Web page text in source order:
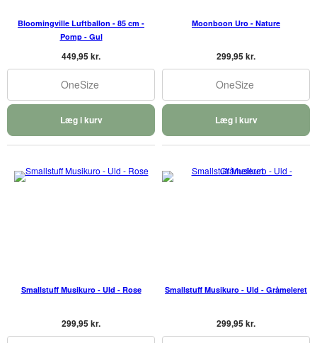
Bloomingville Luftballon - 85 cm -
Pomp - Gul
449,95 kr.
OneSize
Læg i kurv
Moonboon Uro - Nature
299,95 kr.
OneSize
Læg i kurv
Smallstuff Musikuro - Uld - Rose
299,95 kr.
Smallstuff Musikuro - Uld - Gråmeleret
299,95 kr.